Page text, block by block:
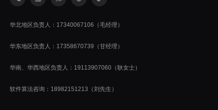
华北地区负责人：17340067106（毛经理）
华东地区负责人：17358670739（甘经理）
华南、华西地区负责人：19113907060（耿女士）
软件算法咨询：18982151213（刘先生）